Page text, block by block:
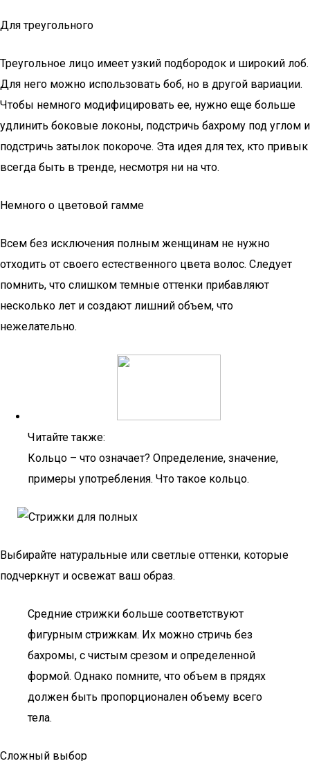
Для треугольного
Треугольное лицо имеет узкий подбородок и широкий лоб.
Для него можно использовать боб, но в другой вариации.
Чтобы немного модифицировать ее, нужно еще больше
удлинить боковые локоны, подстричь бахрому под углом и
подстричь затылок покороче. Эта идея для тех, кто привык
всегда быть в тренде, несмотря ни на что.
Немного о цветовой гамме
Всем без исключения полным женщинам не нужно
отходить от своего естественного цвета волос. Следует
помнить, что слишком темные оттенки прибавляют
несколько лет и создают лишний объем, что
нежелательно.
Читайте также:
Кольцо – что означает? Определение, значение,
примеры употребления. Что такое кольцо.
Выбирайте натуральные или светлые оттенки, которые
подчеркнут и освежат ваш образ.
Средние стрижки больше соответствуют
фигурным стрижкам. Их можно стричь без
бахромы, с чистым срезом и определенной
формой. Однако помните, что объем в прядях
должен быть пропорционален объему всего
тела.
Сложный выбор